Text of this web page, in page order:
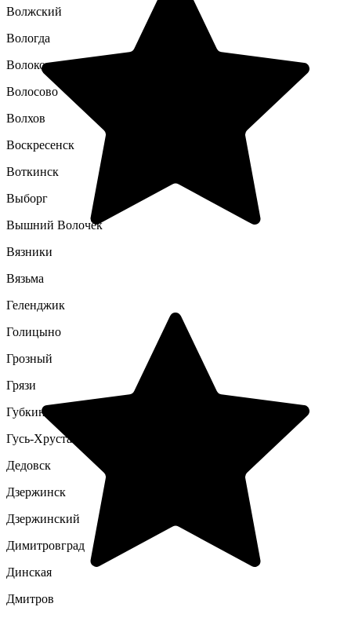
Волжский
Вологда
Волоколамск
Волосово
Волхов
Воскресенск
Воткинск
Выборг
Вышний Волочек
Вязники
Вязьма
Геленджик
Голицыно
Грозный
Грязи
Губкин
Гусь-Хрустальный
Дедовск
Дзержинск
Дзержинский
Димитровград
Динская
Дмитров